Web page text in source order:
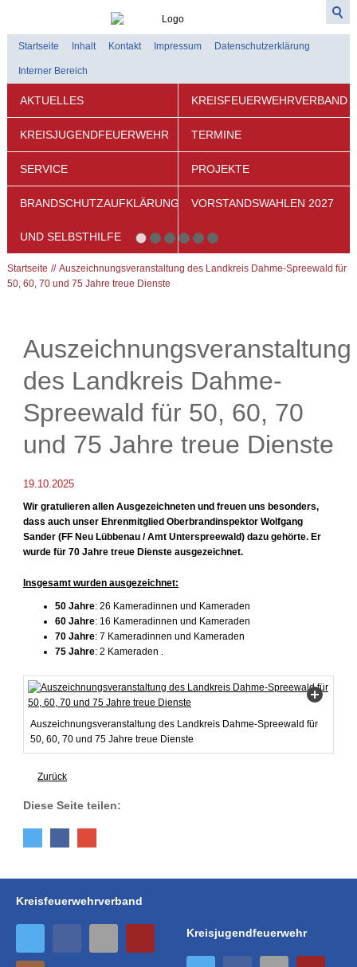
Startseite Inhalt Kontakt Impressum Datenschutzerklärung
Interner Bereich
AKTUELLES KREISFEUERWEHRVERBAND
KREISJUGENDFEUERWEHR TERMINE
SERVICE PROJEKTE
BRANDSCHUTZAUFKLÄRUNG
UND SELBSTHILFE
VORSTANDSWAHLEN 2027
Startseite
Auszeichnungsveranstaltung des Landkreis Dahme-Spreewald für
50, 60, 70 und 75 Jahre treue Dienste
Auszeichnungsveranstaltung
des Landkreis Dahme-
Spreewald für 50, 60, 70
und 75 Jahre treue Dienste
19.10.2025
Wir gratulieren allen Ausgezeichneten und freuen uns besonders,
dass auch unser Ehrenmitglied Oberbrandinspektor Wolfgang
Sander (FF Neu Lübbenau / Amt Unterspreewald) dazu gehörte. Er
wurde für 70 Jahre treue Dienste ausgezeichnet.
Insgesamt wurden ausgezeichnet:
50 Jahre: 26 Kameradinnen und Kameraden
60 Jahre: 16 Kameradinnen und Kameraden
70 Jahre: 7 Kameradinnen und Kameraden
75 Jahre: 2 Kameraden .
Auszeichnungsveranstaltung des Landkreis Dahme-Spreewald für
50, 60, 70 und 75 Jahre treue Dienste
Zurück
Diese Seite teilen:
Kreisfeuerwehrverband
Kreisjugendfeuerwehr